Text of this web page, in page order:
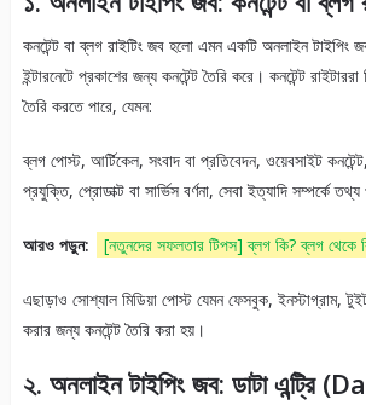
কনটেন্ট বা ব্লগ রাইটিং জব হলো এমন একটি অনলাইন টাইপিং
ইন্টারনেটে প্রকাশের জন্য কনটেন্ট তৈরি করে। কনটেন্ট
তৈরি করতে পারে, যেমন:
ব্লগ পোস্ট, আর্টিকেল, সংবাদ বা প্রতিবেদন, ওয়েবসাইট
প্রযুক্তি, প্রোডাক্ট বা সার্ভিস বর্ণনা, সেবা ইত্যাদি সম্পর্কে
আরও পড়ুন: [নতুনদের সফলতার টিপস] ব্লগ কি? ব্লগ থেকে
এছাড়াও সোশ্যাল মিডিয়া পোস্ট যেমন ফেসবুক, ইনস্টাগ্রাম,
করার জন্য কনটেন্ট তৈরি করা হয়।
২. অনলাইন টাইপিং জব: ডাটা এন্ট্রি